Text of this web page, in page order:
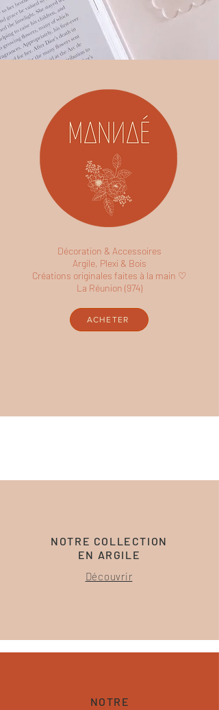
Décoration & Accessoires
Argile, Plexi & Bois
Créations originales faites à la main ♡
La Réunion (974)
ACHETER
NOTRE COLLECTION
EN ARGILE
Découvrir
NOTRE